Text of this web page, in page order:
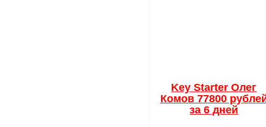
Key Starter Олег
Комов 77800
за 6 дней